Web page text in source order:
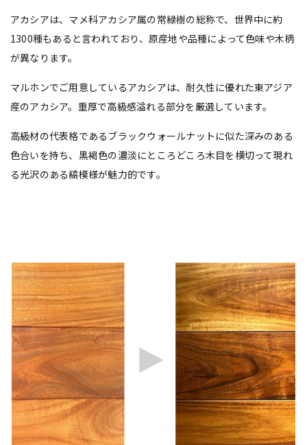
アカシアは、マメ科アカシア属の常緑樹の総称で、世界中に約
1300種もあると言われており、原産地や品種によって色味や木柄
が異なります。
マルホンでご用意しているアカシアは、耐久性に優れた東アジア
産のアカシア。重厚で高級感溢れる部分を厳選しています。
高級材の代表格であるブラックウォールナットに似た深みのある
色合いを持ち、黒褐色の濃淡にところどころ木目を横切って現れ
る光沢のある縞模様が魅力的です。